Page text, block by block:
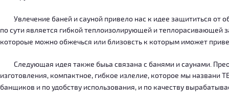
Увлечение баней и сауной привело нас к идее защититься от
по сути является гибкой теплоизолирующей и теплорасивающей
котороые можно обжечься или близовсть к которым иможет
Следующая идея также быьа связана с банями и саунами.
изготовления, компактное, гибкое излелие, которое мы
банщиков и по удобству использования, и по качеству